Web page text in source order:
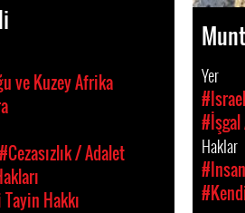
ve Kuzey Afrika
#Cezasızlık / Adalet
Hakkı
Yer
#Israel
#İşgal
Haklar